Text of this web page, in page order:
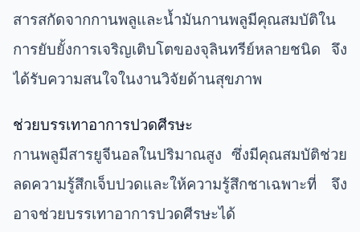
สารสกัดจากกานพลูและน้ำมันกานพลูมีคุณสมบัติใน
การยับยั้งการเจริญเติบโตของจุลินทรีย์หลายชนิด จึง
ได้รับความสนใจในงานวิจัยด้านสุขภาพ
ช่วยบรรเทาอาการปวดศีรษะ
กานพลูมีสารยูจีนอลในปริมาณสูง ซึ่งมีคุณสมบัติช่วย
ลดความรู้สึกเจ็บปวดและให้ความรู้สึกชาเฉพาะที่ จึง
อาจช่วยบรรเทาอาการปวดศีรษะได้